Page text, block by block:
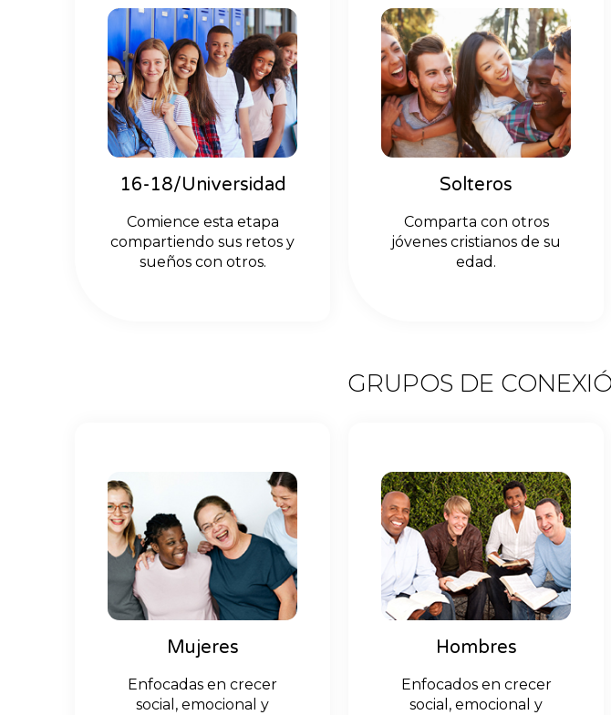
16-18/Universidad
Comience esta etapa
compartiendo sus retos y
sueños con otros.
Solteros
Comparta con otros
jóvenes cristianos de su
edad.
GRUPOS DE
Mujeres
Enfocadas en crecer
social, emocional y
Hombres
Enfocados en crecer
social, emocional y